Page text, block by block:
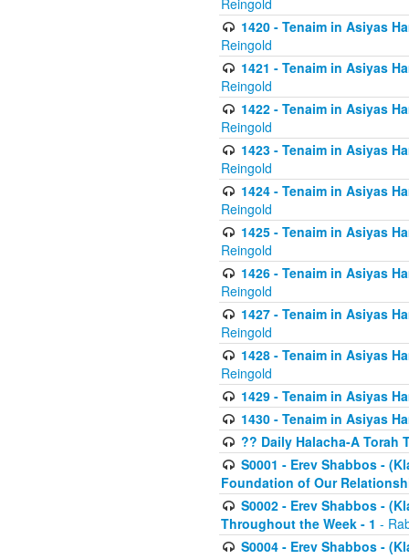
Reingold
1420 - Tenaim in Asiyas
Reingold
1421 - Tenaim in Asiyas
Reingold
1422 - Tenaim in Asiyas
Reingold
1423 - Tenaim in Asiyas
Reingold
1424 - Tenaim in Asiyas
Reingold
1425 - Tenaim in Asiyas
Reingold
1426 - Tenaim in Asiyas
Reingold
1427 - Tenaim in Asiyas
Reingold
1428 - Tenaim in Asiyas
Reingold
1429 - Tenaim in Asiyas
1430 - Tenaim in Asiyas
?? Daily Halacha-A Torah
S0001 - Erev Shabbos -
Foundation of Our
S0002 - Erev Shabbos -
Throughout the Week - 1 -
S0004 - Erev Shabbos -